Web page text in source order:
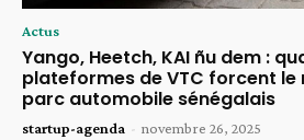
Actus
Yango, Heetch, KAI ñu dem :
plateformes de VTC forcent le
parc automobile sénégalais
startup-agenda - novembre 26, 2025